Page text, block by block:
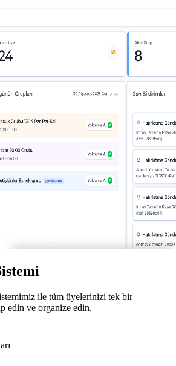
ile tüm üyelerinizi tek bir
edin ve organize edin.